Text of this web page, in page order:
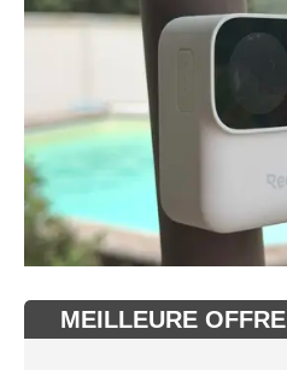
MEILLEURE OFFRE